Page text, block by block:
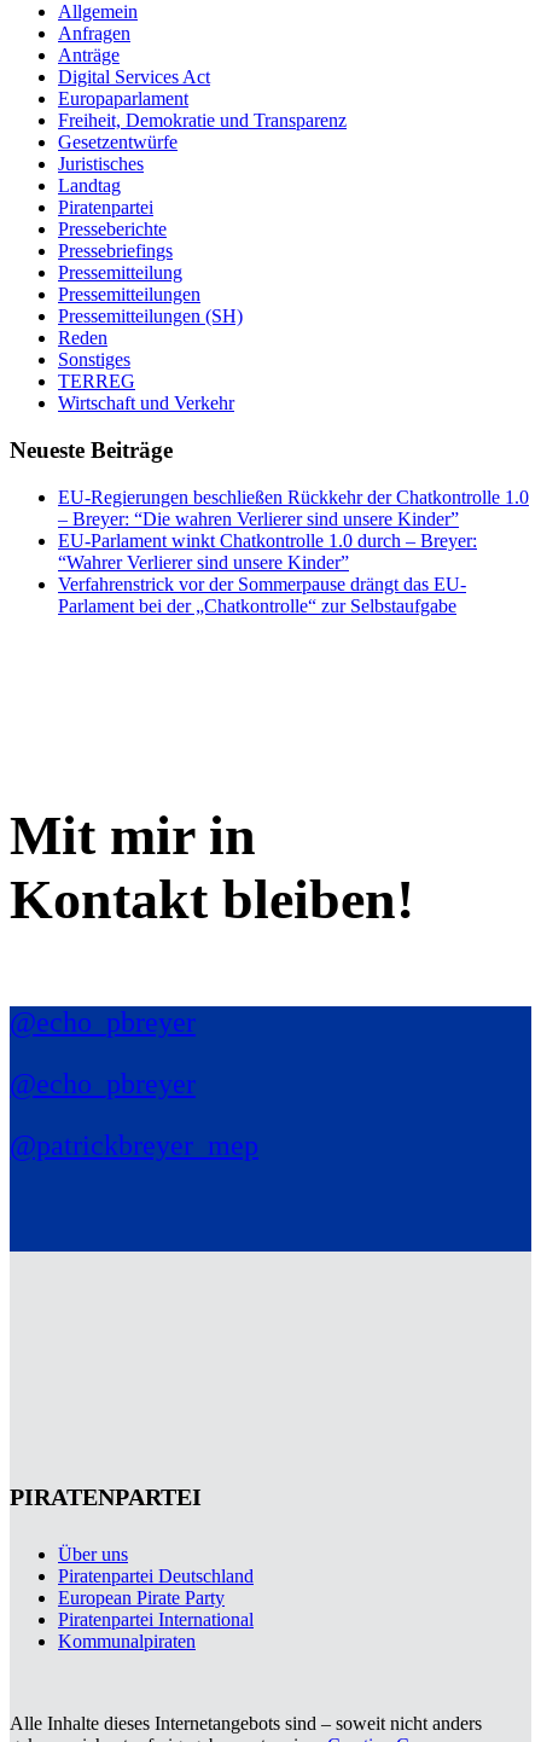
Allgemein
Anfragen
Anträge
Digital Services Act
Europaparlament
Freiheit, Demokratie und Transparenz
Gesetzentwürfe
Juristisches
Landtag
Piratenpartei
Presseberichte
Pressebriefings
Pressemitteilung
Pressemitteilungen
Pressemitteilungen (SH)
Reden
Sonstiges
TERREG
Wirtschaft und Verkehr
Neueste Beiträge
EU-Regierungen beschließen Rückkehr der Chatkontrolle 1.0
– Breyer: “Die wahren Verlierer sind unsere Kinder”
EU-Parlament winkt Chatkontrolle 1.0 durch – Breyer:
“Wahrer Verlierer sind unsere Kinder”
Verfahrenstrick vor der Sommerpause drängt das EU-
Parlament bei der „Chatkontrolle“ zur Selbstaufgabe
Mit mir in
Kontakt bleiben!
@echo_pbreyer
@echo_pbreyer
@patrickbreyer_mep
PIRATENPARTEI
Über uns
Piratenpartei Deutschland
European Pirate Party
Piratenpartei International
Kommunalpiraten
Alle Inhalte dieses Internetangebots sind – soweit nicht anders